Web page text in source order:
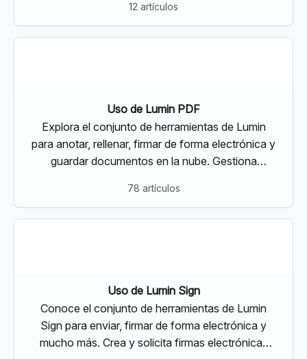
12 artículos
Uso de Lumin PDF
Explora el conjunto de herramientas de Lumin
para anotar, rellenar, firmar de forma electrónica y
guardar documentos en la nube. Gestiona
herramientas de Lumin
78 artículos
Uso de Lumin Sign
Conoce el conjunto de herramientas de Lumin
Sign para enviar, firmar de forma electrónica y
mucho más. Crea y solicita firmas electrónicas